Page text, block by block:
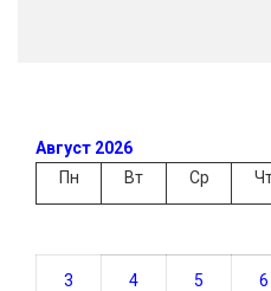
Август 2026
Пн
Вт Ср
3 4 5 6